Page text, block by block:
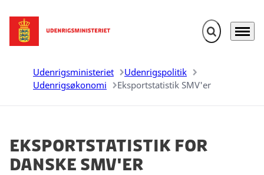
Gå til forsiden Fold søgefelt
Menu
Udenrigsministeriet
Udenrigspolitik
Udenrigsøkonomi
Eksportstatistik SMV'er
Eksportstatistik for
danske SMV'er